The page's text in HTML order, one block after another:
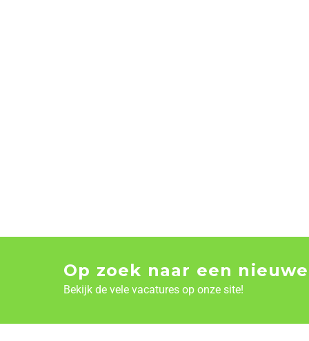
Op zoek naar een
Bekijk de vele vacatures op onze site!